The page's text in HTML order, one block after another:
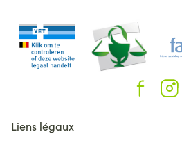
Liens légaux